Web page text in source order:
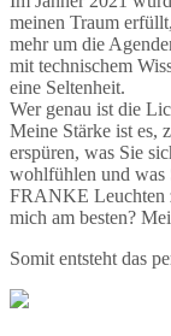
meinen Traum
mehr um die
mit technischem
eine Seltenheit.
Wer genau ist die
Meine Stärke ist es,
erspüren, was Sie
wohlfühlen und was
FRANKE Leuchten
mich am besten?
Somit entsteht das